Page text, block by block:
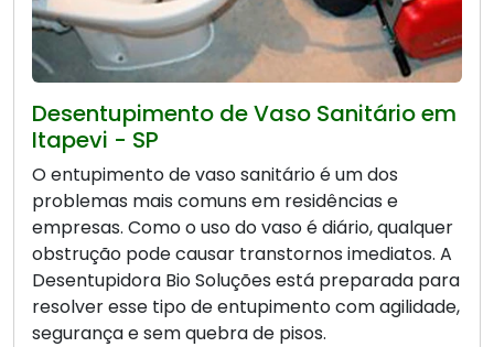
Desentupimento de Vaso Sanitário em
Itapevi - SP
O entupimento de vaso sanitário é um dos
problemas mais comuns em residências e
empresas. Como o uso do vaso é diário, qualquer
obstrução pode causar transtornos imediatos. A
Desentupidora Bio Soluções está preparada para
resolver esse tipo de entupimento com agilidade,
segurança e sem quebra de pisos.